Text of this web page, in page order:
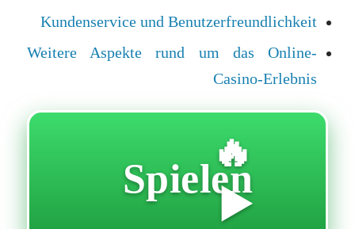
Kundenservice und Benutzerfreundlichkeit
Weitere Aspekte rund um das Online-
Casino-Erlebnis
🔥
Spielen
▶️